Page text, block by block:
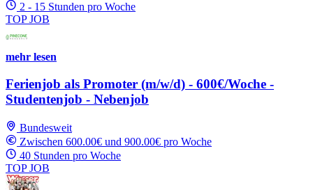
2 - 15 Stunden pro Woche
TOP JOB
mehr lesen
Ferienjob als Promoter (m/w/d) - 600€/Woche -
Studentenjob - Nebenjob
Bundesweit
Zwischen 600.00€ und 900.00€ pro Woche
40 Stunden pro Woche
TOP JOB